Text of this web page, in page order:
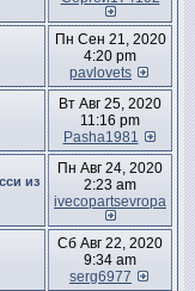
Пн Сен 21, 2020
4:20 pm
pavlovets
Вт Авг 25, 2020
11:16 pm
Pasha1981
из
Пн Авг 24, 2020
2:23 am
ivecopartsevropa
Сб Авг 22, 2020
9:34 am
serg6977